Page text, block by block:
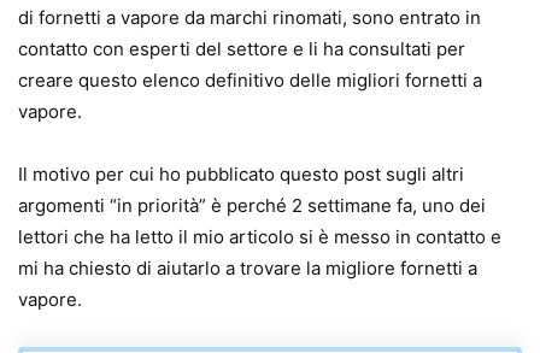
di fornetti a vapore da marchi rinomati, sono entrato in
contatto con esperti del settore e li ha consultati per
creare questo elenco definitivo delle migliori fornetti a
vapore.
Il motivo per cui ho pubblicato questo post sugli altri
argomenti “in priorità” è perché 2 settimane fa, uno dei
lettori che ha letto il mio articolo si è messo in contatto e
mi ha chiesto di aiutarlo a trovare la migliore fornetti a
vapore.